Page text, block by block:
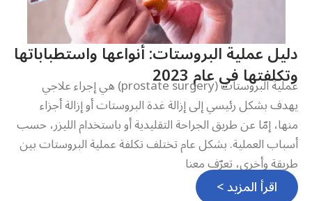
دليل عملية البروستات: أنواعها واستطباباتها
وتكلفتها في عام 2023 عملية البروستات (prostate surgery) هي إجراء علاجي
يهدف بشكل رئيسي إلى إزالة غدة البروستات أو إزالة أجزاء
منها، إمّا عن طريق الجراحة التقليدية أو باستخدام الليزر، حسب
أسباب العملية. بشكل عام تختلف تكلفة عملية البروستات بين
طريقة وأخرى، تعرّف معنا
اقرأ المزيد >